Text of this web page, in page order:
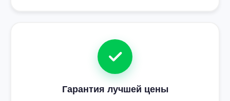
Гарантия лучшей цены